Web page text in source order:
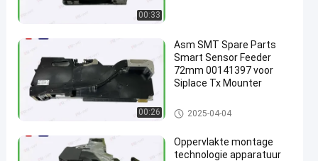
goedgekeurde
Vertoning
ISO
Smtvoeder
Meningen
Deel
00:33
00:26
Asm SMT Spare Parts
Smart Sensor Feeder
72mm 00141397 voor
Siplace Tx Mounter
Smtvoeder
2025-04-04
Oppervlakte montage
technologie apparatuur